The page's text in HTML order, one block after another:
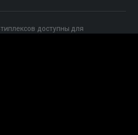
доступны для